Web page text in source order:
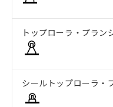
トップローラ・プラン
シールトップローラ・